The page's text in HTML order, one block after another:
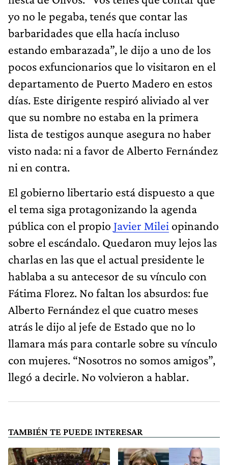
yo no le pegaba, tenés que contar las
barbaridades que ella hacía incluso
estando embarazada”, le dijo a uno de los
pocos exfuncionarios que lo visitaron en el
departamento de Puerto Madero en estos
días. Este dirigente respiró aliviado al ver
que su nombre no estaba en la primera
lista de testigos aunque asegura no haber
visto nada: ni a favor de Alberto Fernández
ni en contra.
El gobierno libertario está dispuesto a que
el tema siga protagonizando la agenda
pública con el propio Javier Milei opinando
sobre el escándalo. Quedaron muy lejos las
charlas en las que el actual presidente le
hablaba a su antecesor de su vínculo con
Fátima Florez. No faltan los absurdos: fue
Alberto Fernández el que cuatro meses
atrás le dijo al jefe de Estado que no lo
llamara más para contarle sobre su vínculo
con mujeres. “Nosotros no somos amigos”,
llegó a decirle. No volvieron a hablar.
TAMBIÉN TE PUEDE INTERESAR